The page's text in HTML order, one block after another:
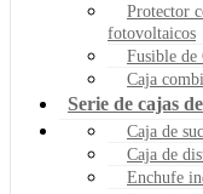
Protector
fotovoltaicos
Fusible de
Caja
Serie de cajas
Caja de
Caja de
Enchufe